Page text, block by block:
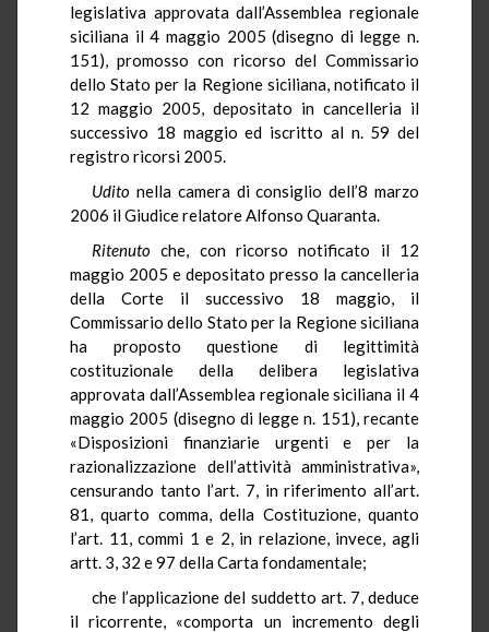
legislativa approvata dall’Assemblea regionale
siciliana il 4 maggio 2005 (disegno di legge n.
151), promosso con ricorso del Commissario
dello Stato per la Regione siciliana, notificato il
12 maggio 2005, depositato in cancelleria il
successivo 18 maggio ed iscritto al n. 59 del
registro ricorsi 2005.
Udito nella camera di consiglio dell’8 marzo
2006 il Giudice relatore Alfonso Quaranta.
Ritenutoche, con ricorso notificato il 12
maggio 2005 e depositato presso la cancelleria
della Corte il successivo 18 maggio, il
Commissario dello Stato per la Regione siciliana
ha proposto questione di legittimità
costituzionale della delibera legislativa
approvata dall’Assemblea regionale siciliana il 4
maggio 2005 (disegno di legge n. 151), recante
«Disposizioni finanziarie urgenti e per la
razionalizzazione dell’attività amministrativa»,
censurando tanto l’art. 7, in riferimento all’art.
81, quarto comma, della Costituzione, quanto
l’art. 11, commi 1 e 2, in relazione, invece, agli
artt. 3, 32 e 97 della Carta fondamentale;
che l’applicazione del suddetto art. 7, deduce
il ricorrente, «comporta un incremento degli